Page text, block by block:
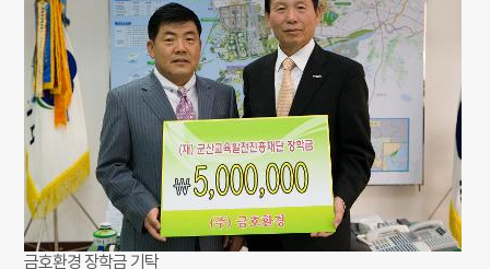
금호환경 장학금 기탁